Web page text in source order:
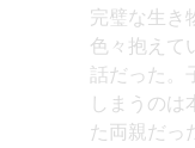
完璧な生き
色々抱えて
話だった。
しまうのは
た両親だっ